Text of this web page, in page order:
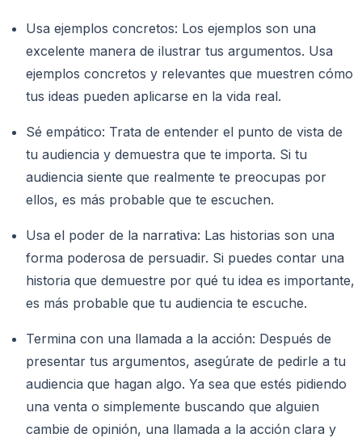
Usa ejemplos concretos: Los ejemplos son una
excelente manera de ilustrar tus argumentos. Usa
ejemplos concretos y relevantes que muestren cómo
tus ideas pueden aplicarse en la vida real.
Sé empático: Trata de entender el punto de vista de
tu audiencia y demuestra que te importa. Si tu
audiencia siente que realmente te preocupas por
ellos, es más probable que te escuchen.
Usa el poder de la narrativa: Las historias son una
forma poderosa de persuadir. Si puedes contar una
historia que demuestre por qué tu idea es importante,
es más probable que tu audiencia te escuche.
Termina con una llamada a la acción: Después de
presentar tus argumentos, asegúrate de pedirle a tu
audiencia que hagan algo. Ya sea que estés pidiendo
una venta o simplemente buscando que alguien
cambie de opinión, una llamada a la acción clara y